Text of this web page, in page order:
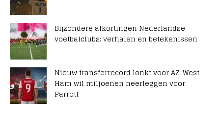
Bijzondere afkortingen Nederlandse
voetbalclubs: verhalen en betekenissen
Nieuw transferrecord lonkt voor AZ: West
Ham wil miljoenen neerleggen voor
Parrott